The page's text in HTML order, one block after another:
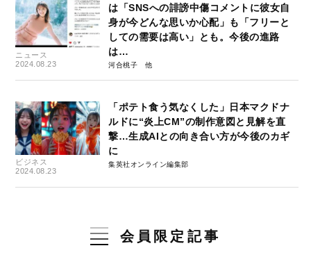
ニュース
2024.08.23
は「SNSへの誹謗中傷コメントに彼女自
身が今どんな思いか心配」も「フリーと
しての需要は高い」とも。今後の進路
は…
河合桃子
ビジネス
2024.08.23
「ポテト食う気なくした」日本マクドナ
ルドに“炎上CM”の制作意図と見解を直
撃…生成AIとの向き合い方が今後のカギ
に
集英社オンライン編集部
会員限定記事